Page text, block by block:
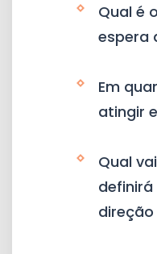
Qual é
espera
Em
atingir
Qual